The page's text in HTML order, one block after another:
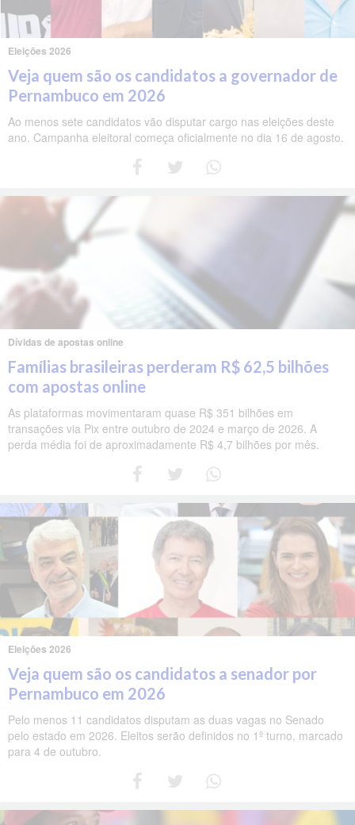
Eleições 2026
Veja quem são os candidatos a governador de
Pernambuco em 2026
Ao menos sete candidatos vão disputar cargo nas eleições deste
ano. Campanha eleitoral começa oficialmente no dia 16 de agosto.
Dívidas de apostas online
Famílias brasileiras perderam R$ 62,5 bilhões
com apostas online
As plataformas movimentaram quase R$ 351 bilhões em
transações via Pix entre outubro de 2024 e março de 2026. A
perda média foi de aproximadamente R$ 4,7 bilhões por mês.
Eleições 2026
Veja quem são os candidatos a senador por
Pernambuco em 2026
Pelo menos 11 candidatos disputam as duas vagas no Senado
pelo estado em 2026. Eleitos serão definidos no 1º turno, marcado
para 4 de outubro.